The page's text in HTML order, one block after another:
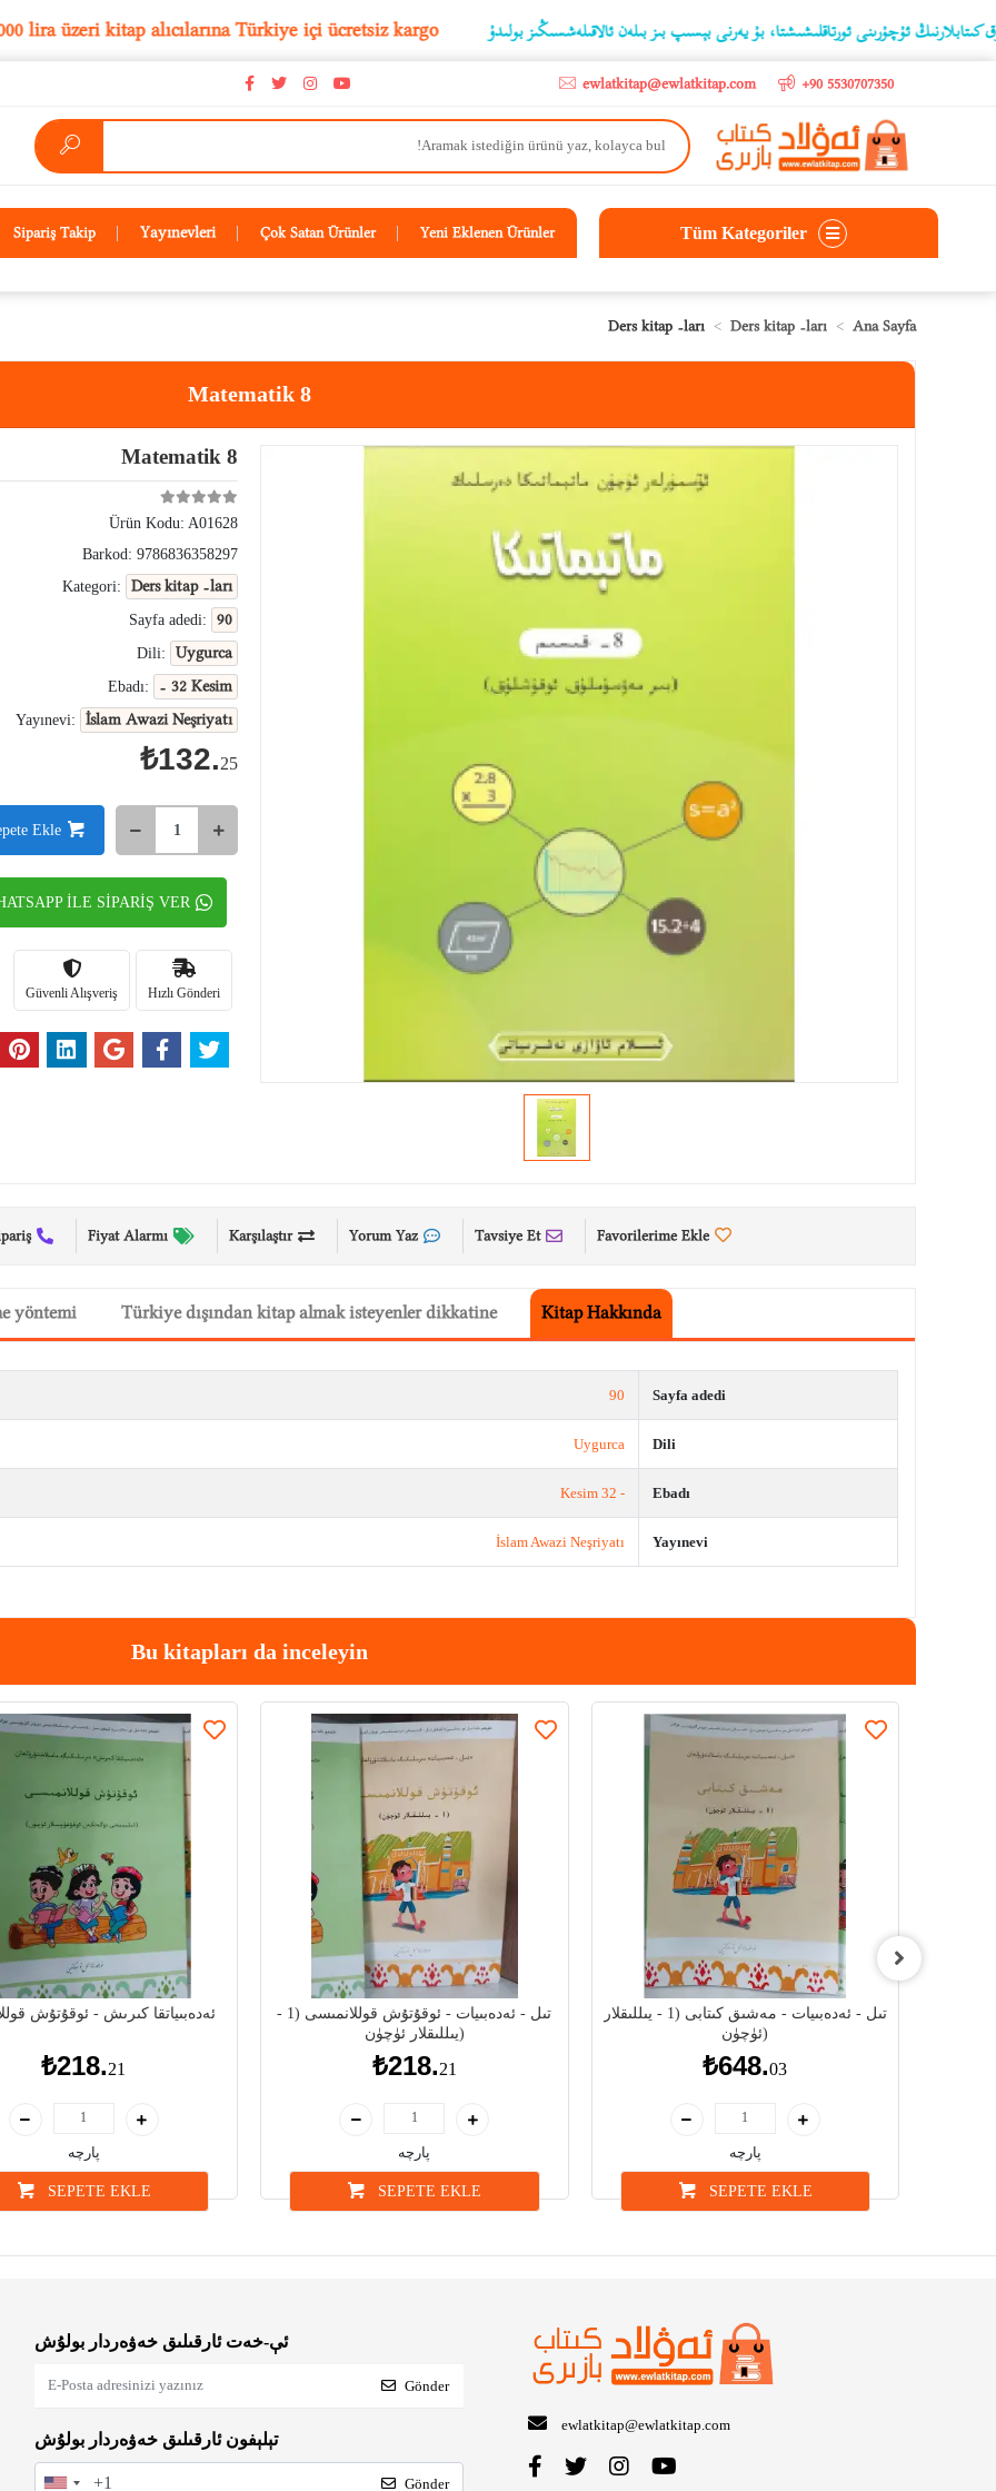
5.000 lira üzeri kitap alıcılarına Türkiye içi ücretsiz kargo ئۇچۇرىنى ئورتاقلىشىشتا، بۇ يەرنى بېسىپ بىز بىلەن ئالاقىلەشسىڭىز بولىدۇ
+90 5530707350
ewlatkitap@ewlatkitap.com
Tüm Kategoriler
Yeni Eklenen Ürünler
Çok Satan Ürünler
Yayınevleri
Sipariş Takip
Ana Sayfa
Ders kitap -ları
Ders kitap -ları
Matematik 8
Matematik 8
Ürün Kodu: A01628
Barkod: 9786836358297
Kategori:
Ders kitap -ları
Sayfa adedi: 90
Dili: Uygurca
Ebadı: - 32 Kesim
Yayınevi: İslam Awazi Neşriyatı
₺132.25
Ekle
İLE SİPARİŞ VER
Hızlı Gönderi
Güvenli Alışveriş
Favorilerime Ekle
Tavsiye Et
Yorum Yaz
Karşılaştır
Fiyat Alarmı
Kitap Hakkında
Türkiye dışından kitap almak isteyenler dikkatine
yöntemi
Sayfa adedi
90
Dili
Uygurca
Ebadı
- 32 Kesim
Yayınevi
İslam Awazi Neşriyatı
Bu kitapları da inceleyin
ئەدەبىياتقا كىرىش - ئوقۇتۇش
₺218.21
پارچە
SEPETE EKLE
تىل - ئەدەبىيات - ئوقۇتۇش قوللانمىسى (1 -
يىللىقلار ئۈچۈن)
₺218.21
پارچە
SEPETE EKLE
تىل - ئەدەبىيات - مەشىق كىتابى (1 - يىللىقلار
ئۈچۈن)
₺648.03
پارچە
SEPETE EKLE
ewlatkitap@ewlatkitap.com
ئې-خەت ئارقىلىق خەۋەردار بولۇش
Gönder
تېلېفون ئارقىلىق خەۋەردار بولۇش
Gönder